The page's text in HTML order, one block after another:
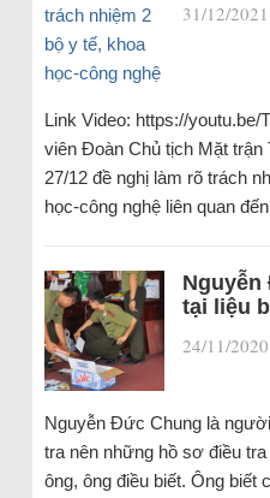
31/12/2021
Link Video: https://
viên Đoàn Chủ tịch Mặt trận
27/12 đề nghị làm rõ trách
học-công nghệ liên quan
Nguyễn
tại liệu
24/11/2020
Nguyễn Đức Chung là
tra nên những hồ sơ điều
ông, ông điều biết. Ông biết